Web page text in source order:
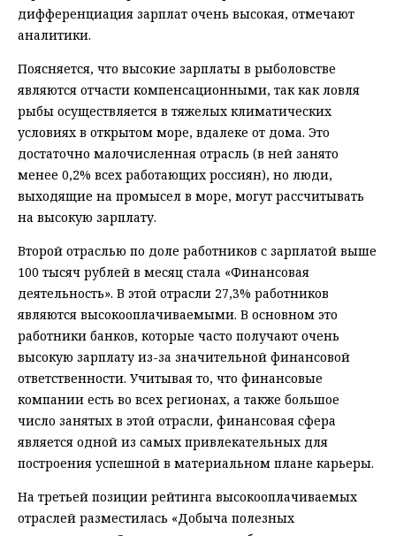
дифференциация зарплат очень высокая, отмечают
аналитики.
Поясняется, что высокие зарплаты в рыболовстве
являются отчасти компенсационными, так как ловля
рыбы осуществляется в тяжелых климатических
условиях в открытом море, вдалеке от дома. Это
достаточно малочисленная отрасль (в ней занято
менее 0,2% всех работающих россиян), но люди,
выходящие на промысел в море, могут рассчитывать
на высокую зарплату.
Второй отраслью по доле работников с зарплатой выше
100 тысяч рублей в месяц стала «Финансовая
деятельность». В этой отрасли 27,3% работников
являются высокооплачиваемыми. В основном это
работники банков, которые часто получают очень
высокую зарплату из-за значительной финансовой
ответственности. Учитывая то, что финансовые
компании есть во всех регионах, а также большое
число занятых в этой отрасли, финансовая сфера
является одной из самых привлекательных для
построения успешной в материальном плане карьеры.
На третьей позиции рейтинга высокооплачиваемых
отраслей разместилась «Добыча полезных